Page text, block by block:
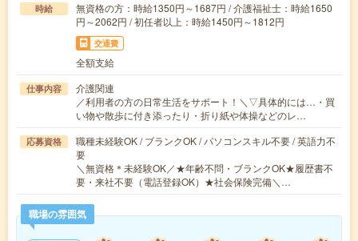
時給
無資格の方：時給1350円～1687円 / 介護福祉士：時給1650
円～2062円 / 初任者以上：時給1450円～1812円
交通費
全額支給
仕事内容
介護関連
／利用者の方の日常生活をサポート！＼▽具体的には…・買
い物や散歩に付き添ったり・折り紙や体操などのレ…
応募資格
職種未経験OK / ブランクOK / パソコンスキル不要 / 英語力不
要
＼無資格＊未経験OK／★年齢不問・ブランクOK★履歴書不
要・来社不要（電話登録OK）★社会保険完備＼…
職場の雰囲気